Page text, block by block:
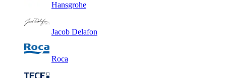
Hansgrohe
Jacob Delafon
Roca